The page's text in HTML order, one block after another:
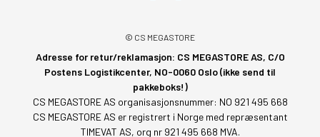
© CS MEGASTORE
Adresse for retur/reklamasjon: CS MEGASTORE AS, C/O
Postens Logistikcenter, NO-0060 Oslo (ikke send til
pakkeboks!)
CS MEGASTORE AS organisasjonsnummer: NO 921 495 668
CS MEGASTORE AS er registrert i Norge med repræsentant
TIMEVAT AS, org nr 921 495 668 MVA.